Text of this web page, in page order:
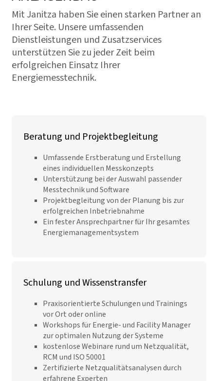
Mit Janitza haben Sie einen starken Partner an
Ihrer Seite. Unsere umfassenden
Dienstleistungen und Zusatzservices
unterstützen Sie zu jeder Zeit beim
erfolgreichen Einsatz Ihrer
Energiemesstechnik.
Beratung und Projektbegleitung
Umfassende Erstberatung und Erstellung
eines individuellen Messkonzepts
Unterstützung bei der Auswahl passender
Messtechnik und Software
Projektbegleitung von der Planung bis zur
erfolgreichen Inbetriebnahme
Ein fester Ansprechpartner für Ihr gesamtes
Energiemanagementsystem
Schulung und Wissenstransfer
Praxisorientierte Schulungen und Trainings
vor Ort oder online
Workshops für Energie- und Facility Manager
zur optimalen Nutzung der Systeme
kostenlose Webinare rund um Netzqualität,
RCM und ISO 50001
Zertifizierte Netzqualitätsanalysen durch
erfahrene Experten